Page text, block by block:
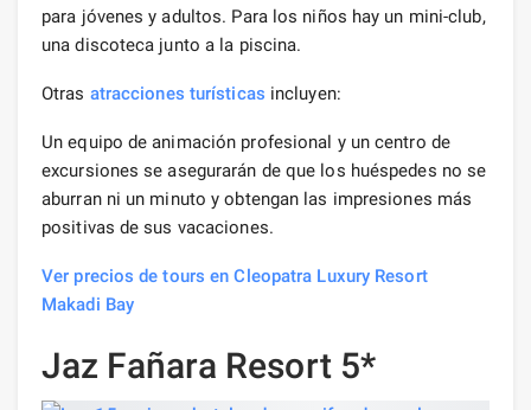
para jóvenes y adultos. Para los niños hay un mini-club,
una discoteca junto a la piscina.
Otras atracciones turísticas incluyen:
Un equipo de animación profesional y un centro de
excursiones se asegurarán de que los huéspedes no se
aburran ni un minuto y obtengan las impresiones más
positivas de sus vacaciones.
Ver precios de tours en Cleopatra Luxury Resort
Makadi Bay
Jaz Fañara Resort 5*